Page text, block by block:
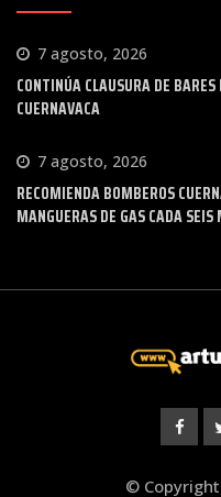
7 agosto, 2026
CONTINÚA CLAUSURA DE
CUERNAVACA
7 agosto, 2026
RECOMIENDA BOMBEROS
MANGUERAS DE GAS CADA SEIS
©